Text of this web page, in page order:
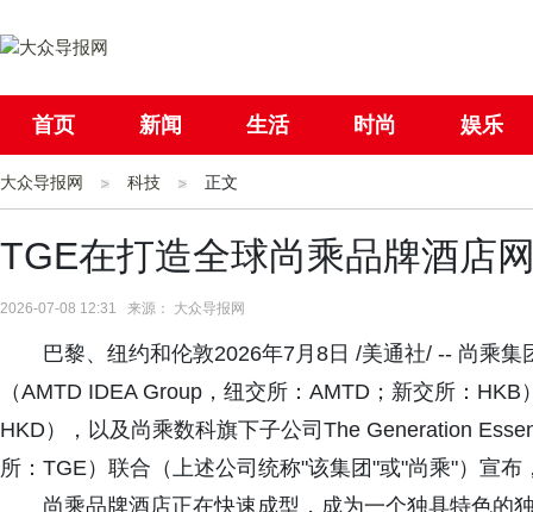
首页 新闻 生活 时尚 娱乐
社会 国际
大众导报网 科技 正文
TGE在打造全球尚乘品牌酒店
2026-07-08 12:31 来源： 大众导报网
巴黎、纽约和伦敦2026年7月8日 /美通社/ -- 尚乘
（AMTD IDEA Group，纽交所：AMTD；新交所：
HKD），以及尚乘数科旗下子公司The Generation
所：TGE）联合（上述公司统称"该集团"或"尚乘"）宣
尚乘品牌酒店正在快速成型，成为一个独具特色的